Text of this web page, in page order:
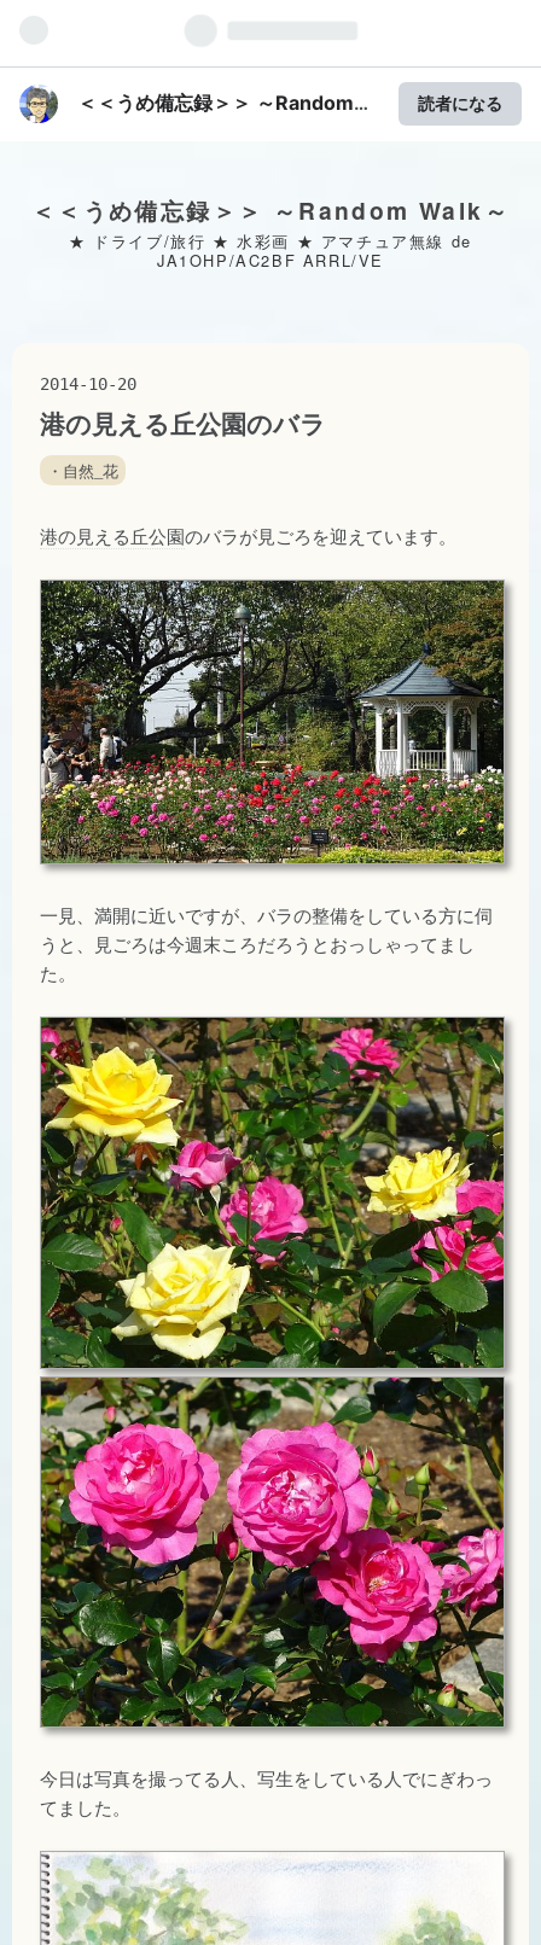
＜＜うめ備忘録＞＞ ～Random
読者になる
＜＜うめ備忘録＞＞ ～Random Walk～
★ ドライブ/旅行 ★ 水彩画 ★ アマチュア無線 de
JA1OHP/AC2BF ARRL/VE
2014-10-20
港の見える丘公園のバラ
・自然_花
港の見える丘公園のバラが見ごろを迎えています。
一見、満開に近いですが、バラの整備をしている方に伺
うと、見ごろは今週末ころだろうとおっしゃってまし
た。
今日は写真を撮ってる人、写生をしている人でにぎわっ
てました。